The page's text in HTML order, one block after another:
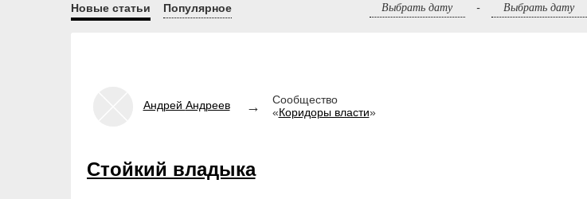
Новые статьи Популярное -
Андрей Андреев
Сообщество
«Коридоры власти»
Стойкий владыка